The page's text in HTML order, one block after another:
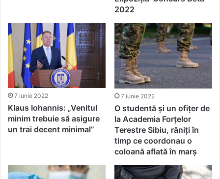
2022
7 iunie 2022
Klaus Iohannis: „Venitul
minim trebuie să asigure
un trai decent minimal”
7 iunie 2022
O studentă și un ofițer de
la Academia Forțelor
Terestre Sibiu, răniți în
timp ce coordonau o
coloană aflată în marș